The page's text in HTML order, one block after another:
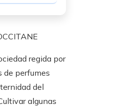
regida por
de perfumes
del
algunas